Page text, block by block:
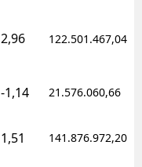
2,96 122.501.467,04
-1,14 21.576.060,66
1,51 141.876.972,20